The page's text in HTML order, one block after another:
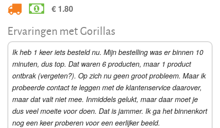
€ 1.80
Ervaringen met Gorillas
Ik heb 1 keer iets besteld nu. Mijn bestelling was er binnen 10
minuten, dus top. Dat waren 6 producten, maar 1 product
ontbrak (vergeten?). Op zich nu geen groot probleem. Maar ik
probeerde contact te leggen met de klantenservice daarover,
maar dat valt niet mee. Inmiddels gelukt, maar daar moet je
dus veel moeite voor doen. Dat is jammer. Ik ga het binnenkort
nog een keer proberen voor een eerlijker beeld.